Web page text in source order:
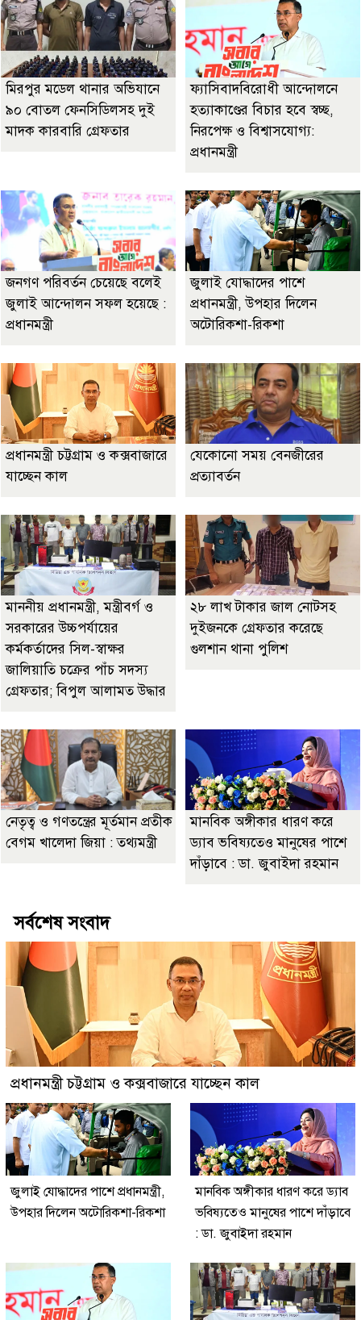
মিরপুর মডেল থানার অভিযানে
৯০ বোতল ফেনসিডিলসহ দুই
মাদক কারবারি গ্রেফতার
ফ্যাসিবাদবিরোধী আন্দোলনে
হত্যাকাণ্ডের বিচার হবে স্বচ্ছ,
নিরপেক্ষ ও বিশ্বাসযোগ্য:
প্রধানমন্ত্রী
জনগণ পরিবর্তন চেয়েছে বলেই
জুলাই আন্দোলন সফল হয়েছে :
প্রধানমন্ত্রী
জুলাই যোদ্ধাদের পাশে
প্রধানমন্ত্রী, উপহার দিলেন
অটোরিকশা-রিকশা
প্রধানমন্ত্রী চট্টগ্রাম ও কক্সবাজারে
যাচ্ছেন কাল
যেকোনো সময় বেনজীরের
প্রত্যাবর্তন
মাননীয় প্রধানমন্ত্রী, মন্ত্রীবর্গ ও
সরকারের উচ্চপর্যায়ের
কর্মকর্তাদের সিল-স্বাক্ষর
জালিয়াতি চক্রের পাঁচ সদস্য
গ্রেফতার; বিপুল আলামত উদ্ধার
২৮ লাখ টাকার জাল নোটসহ
দুইজনকে গ্রেফতার করেছে
গুলশান থানা পুলিশ
নেতৃত্ব ও গণতন্ত্রের মূর্তমান প্রতীক
বেগম খালেদা জিয়া : তথ্যমন্ত্রী
মানবিক অঙ্গীকার ধারণ করে
ড্যাব ভবিষ্যতেও মানুষের পাশে
দাঁড়াবে : ডা. জুবাইদা রহমান
সর্বশেষ সংবাদ
প্রধানমন্ত্রী চট্টগ্রাম ও কক্সবাজারে যাচ্ছেন কাল
জুলাই যোদ্ধাদের পাশে প্রধানমন্ত্রী,
উপহার দিলেন অটোরিকশা-রিকশা
মানবিক অঙ্গীকার ধারণ করে ড্যাব
ভবিষ্যতেও মানুষের পাশে দাঁড়াবে
: ডা. জুবাইদা রহমান